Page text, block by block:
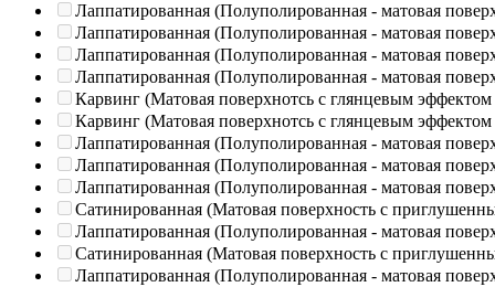
Лаппатированная (Полуполированная - матовая
Лаппатированная (Полуполированная - матовая
Лаппатированная (Полуполированная - матовая
Лаппатированная (Полуполированная - матовая
Карвинг (Матовая поверхнотсь с глянцевым эффектом
Карвинг (Матовая поверхнотсь с глянцевым эффектом
Лаппатированная (Полуполированная - матовая
Лаппатированная (Полуполированная - матовая
Лаппатированная (Полуполированная - матовая
Сатинированная (Матовая поверхность с
Лаппатированная (Полуполированная - матовая
Сатинированная (Матовая поверхность с
Лаппатированная (Полуполированная - матовая